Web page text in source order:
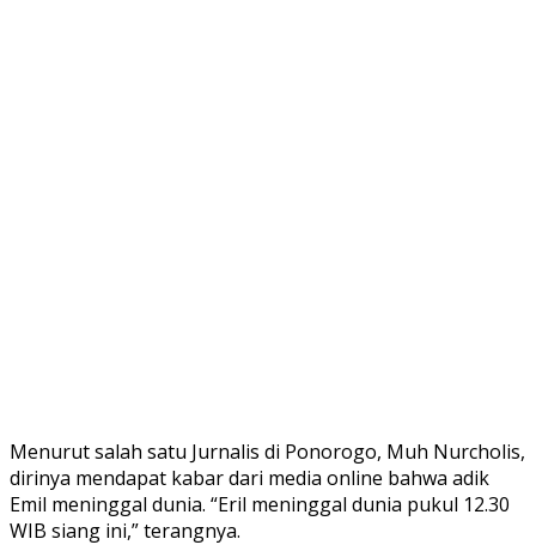
Menurut salah satu Jurnalis di Ponorogo, Muh Nurcholis,
dirinya mendapat kabar dari media online bahwa adik
Emil meninggal dunia. “Eril meninggal dunia pukul 12.30
WIB siang ini,” terangnya.